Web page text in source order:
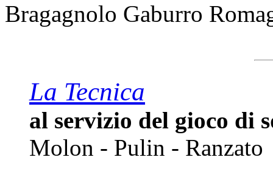
Bragagnolo Gaburro
La Tecnica
al servizio del gioco di
Molon - Pulin - Ranzato